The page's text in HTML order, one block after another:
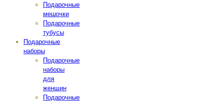
Подарочные
мешочки
Подарочные
тубусы
Подарочные
наборы
Подарочные
наборы
для
женщин
Подарочные